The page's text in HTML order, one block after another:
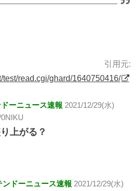
引用元:
test/read.cgi/ghard/1640750416/
ーニュース速報 2021/12/29(水)
上がる？
ドーニュース速報 2021/12/29(水)